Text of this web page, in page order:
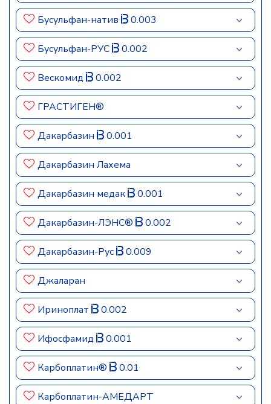
Бусульфан-натив 0.003
Бусульфан-РУС 0.002
Вескомид 0.002
ГРАСТИГЕН®
Дакарбазин 0.001
Дакарбазин Лахема
Дакарбазин медак 0.001
Дакарбазин-ЛЭНС® 0.002
Дакарбазин-Рус 0.009
Джаларан
Ириноплат 0.002
Ифосфамид 0.001
Карбоплатин® 0.01
Карбоплатин-АМЕДАРТ